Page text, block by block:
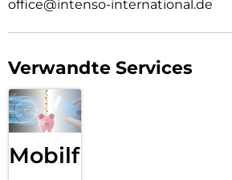
office@intenso-international.de
Verwandte Services
Mobilfunk